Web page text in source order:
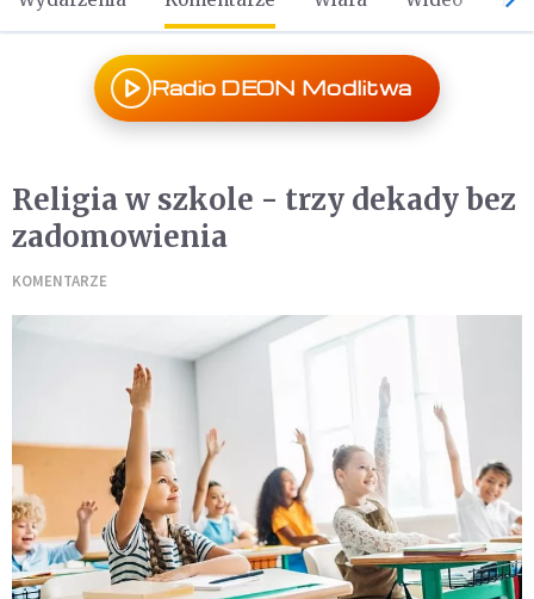
Radio DEON Modlitwa
Religia w szkole - trzy dekady bez
zadomowienia
KOMENTARZE